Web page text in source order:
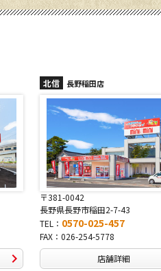
北信 長野高田店
〒381-0034
長野県長野市高田1307-1
TEL： 0570-067-677
FAX：026-267-6778
店舗詳細